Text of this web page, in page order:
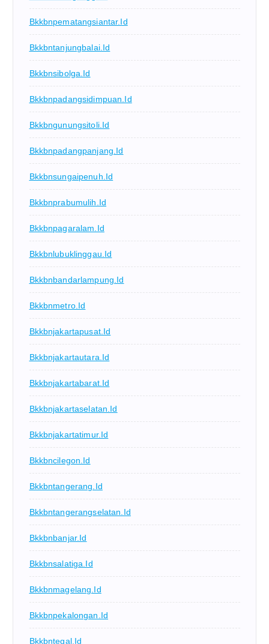
Bkkbnpematangsiantar.id
Bkkbntanjungbalai.id
Bkkbnsibolga.id
Bkkbnpadangsidimpuan.id
Bkkbngunungsitoli.id
Bkkbnpadangpanjang.id
Bkkbnsungaipenuh.id
Bkkbnprabumulih.id
Bkkbnpagaralam.id
Bkkbnlubuklinggau.id
Bkkbnbandarlampung.id
Bkkbnmetro.id
Bkkbnjakartapusat.id
Bkkbnjakartautara.id
Bkkbnjakartabarat.id
Bkkbnjakartaselatan.id
Bkkbnjakartatimur.id
Bkkbncilegon.id
Bkkbntangerang.id
Bkkbntangerangselatan.id
Bkkbnbanjar.id
Bkkbnsalatiga.id
Bkkbnmagelang.id
Bkkbnpekalongan.id
Bkkbntegal.id